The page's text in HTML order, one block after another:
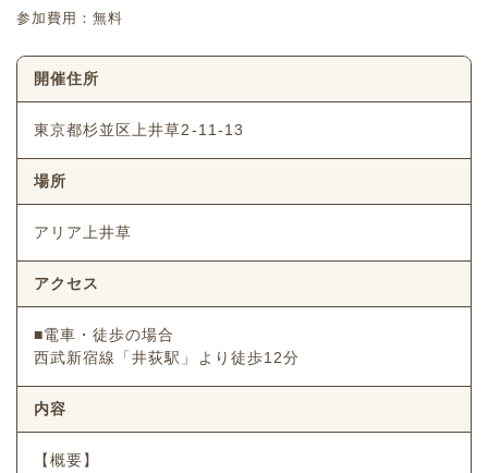
参加費用：無料
開催住所
東京都杉並区上井草2-11-13
場所
アリア上井草
アクセス
■電車・徒歩の場合
西武新宿線「井荻駅」より徒歩12分
内容
【概要】